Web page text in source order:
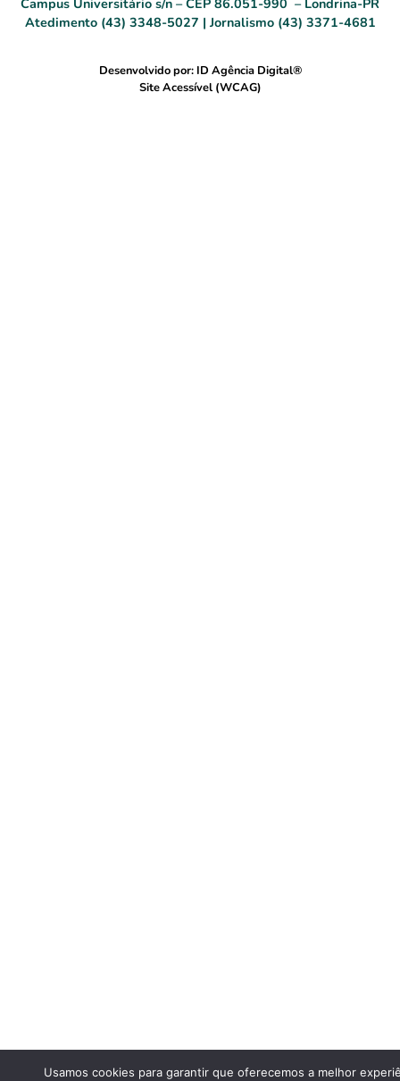
Campus Universitário s/n – CEP 86.051-990 – Londrina-PR
Atedimento (43) 3348-5027 | Jornalismo (43) 3371-4681
Desenvolvido por: ID Agência Digital®
Site Acessível (WCAG)
Usamos cookies para garantir que oferecemos a melhor